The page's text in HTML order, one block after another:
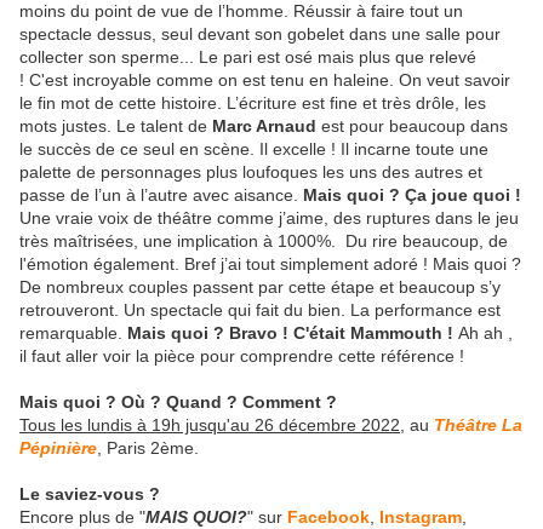
moins du point de vue de l’homme. Réussir à faire tout un
spectacle dessus, seul devant son gobelet dans une salle pour
collecter son sperme... Le pari est osé mais plus que relevé
! C'est incroyable comme on est tenu en haleine. On veut savoir
le fin mot de cette histoire. L’écriture est fine et très drôle, les
mots justes. Le talent de Marc Arnaud est pour beaucoup dans
le succès de ce seul en scène. Il excelle ! Il incarne toute une
palette de personnages plus loufoques les uns des autres et
passe de l’un à l’autre avec aisance. Mais quoi ? Ça joue quoi !
Une vraie voix de théâtre comme j’aime, des ruptures dans le jeu
très maîtrisées, une implication à 1000%. Du rire beaucoup, de
l'émotion également. Bref j’ai tout simplement adoré ! Mais quoi ?
De nombreux couples passent par cette étape et beaucoup s’y
retrouveront. Un spectacle qui fait du bien. La performance est
remarquable. Mais quoi ? Bravo ! C'était Mammouth ! Ah ah ,
il faut aller voir la pièce pour comprendre cette référence !
Mais quoi ? Où ? Quand ? Comment ?
Tous les lundis à 19h jusqu'au 26 décembre 2022 , au Théâtre La
Pépinière , Paris 2ème.
Le saviez-vous ?
Encore plus de "MAIS QUOI?" sur Facebook Instagram